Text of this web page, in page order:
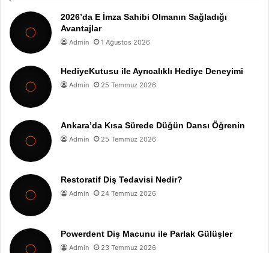
2026’da E İmza Sahibi Olmanın Sağladığı
Avantajlar
Admin 1 Ağustos 2026
HediyeKutusu ile Ayrıcalıklı Hediye Deneyimi
Admin 25 Temmuz 2026
Ankara’da Kısa Sürede Düğün Dansı Öğrenin
Admin 25 Temmuz 2026
Restoratif Diş Tedavisi Nedir?
Admin 24 Temmuz 2026
Powerdent Diş Macunu ile Parlak Gülüşler
Admin 23 Temmuz 2026